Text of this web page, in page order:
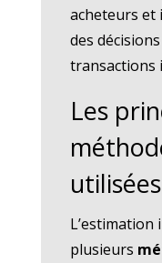
acheteurs et
des
transactions
Les
utilisées
plusieurs